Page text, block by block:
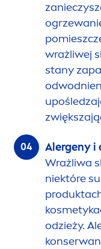
wrażliwej
stany
Alergeny i
Wrażliwa
niektóre
odzieży.